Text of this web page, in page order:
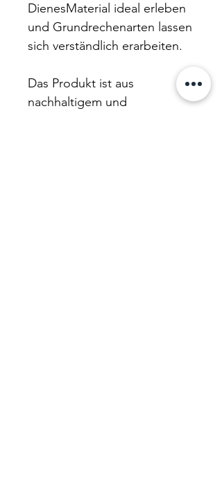
DienesMaterial ideal erleben
und Grundrechenarten lassen
sich verständlich erarbeiten.
Das Produkt ist aus
nachhaltigem und